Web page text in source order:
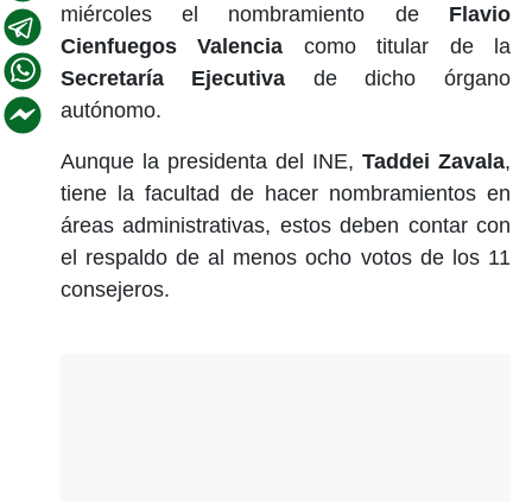
miércoles el nombramiento de Flavio
Cienfuegos Valencia como titular de la
Secretaría Ejecutiva de dicho órgano
autónomo.
Aunque la presidenta del INE, Taddei Zavala,
tiene la facultad de hacer nombramientos en
áreas administrativas, estos deben contar con
el respaldo de al menos ocho votos de los 11
consejeros.